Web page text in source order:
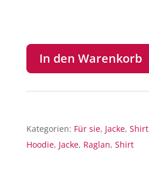
In den Warenkorb
Kategorien: Für sie, Jacke, Shirt
Hoodie, Jacke, Raglan, Shirt